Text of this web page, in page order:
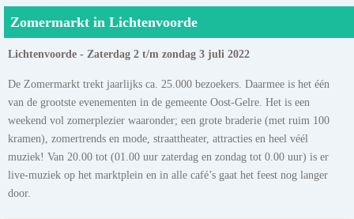
Zomermarkt in Lichtenvoorde
Lichtenvoorde - Zaterdag 2 t/m zondag 3 juli 2022
De Zomermarkt trekt jaarlijks ca. 25.000 bezoekers. Daarmee is het één
van de grootste evenementen in de gemeente Oost-Gelre. Het is een
weekend vol zomerplezier waaronder; een grote braderie (met ruim 100
kramen), zomertrends en mode, straattheater, attracties en heel véél
muziek! Van 20.00 tot (01.00 uur zaterdag en zondag tot 0.00 uur) is er
live-muziek op het marktplein en in alle café’s gaat het feest nog langer
door.